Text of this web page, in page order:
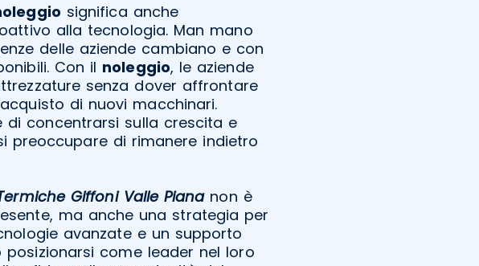
significa anche
alla tecnologia. Man mano
delle aziende cambiano e con
Con il noleggio, le aziende
senza dover affrontare
di nuovi macchinari.
di concentrarsi sulla crescita e
preoccupare di rimanere indietro
Giffoni Valle Piananon è
ma anche una strategia per
avanzate e un supporto
come leader nel loro